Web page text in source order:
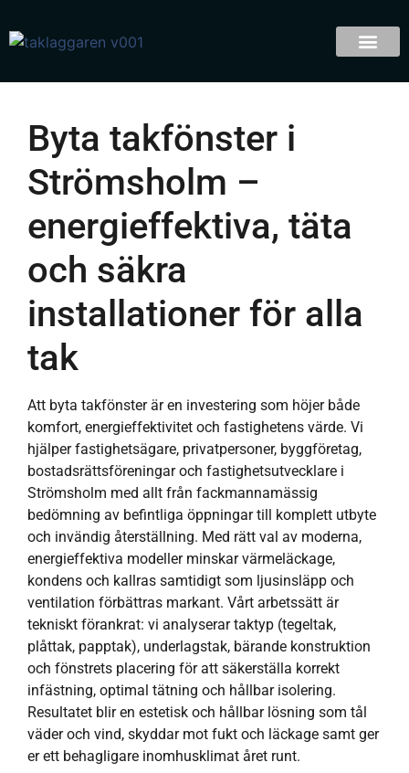
Byta takfönster i
Strömsholm –
energieffektiva, täta
och säkra
installationer för alla
tak
Att byta takfönster är en investering som höjer både
komfort, energieffektivitet och fastighetens värde. Vi
hjälper fastighetsägare, privatpersoner, byggföretag,
bostadsrättsföreningar och fastighetsutvecklare i
Strömsholm med allt från fackmannamässig
bedömning av befintliga öppningar till komplett utbyte
och invändig återställning. Med rätt val av moderna,
energieffektiva modeller minskar värmeläckage,
kondens och kallras samtidigt som ljusinsläpp och
ventilation förbättras markant. Vårt arbetssätt är
tekniskt förankrat: vi analyserar taktyp (tegeltak,
plåttak, papptak), underlagstak, bärande konstruktion
och fönstrets placering för att säkerställa korrekt
infästning, optimal tätning och hållbar isolering.
Resultatet blir en estetisk och hållbar lösning som tål
väder och vind, skyddar mot fukt och läckage samt ger
er ett behagligare inomhusklimat året runt.